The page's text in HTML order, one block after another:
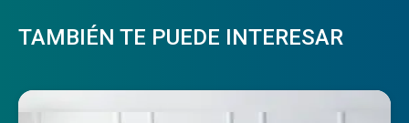
TAMBIÉN TE PUEDE INTERESAR